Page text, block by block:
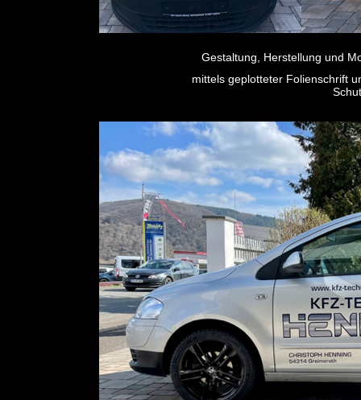
Gestaltung, Herstellung und
mittels geplotteter Folienschrift